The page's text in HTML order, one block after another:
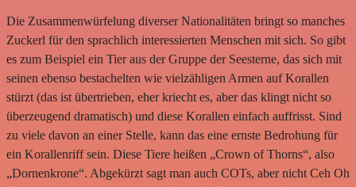
Die Zusammenwürfelung diverser Nationalitäten bringt so manches
Zuckerl für den sprachlich interessierten Menschen mit sich. So gibt
es zum Beispiel ein Tier aus der Gruppe der Seesterne, das sich mit
seinen ebenso bestachelten wie vielzähligen Armen auf Korallen
stürzt (das ist übertrieben, eher kriecht es, aber das klingt nicht so
überzeugend dramatisch) und diese Korallen einfach auffrisst. Sind
zu viele davon an einer Stelle, kann das eine ernste Bedrohung für
ein Korallenriff sein. Diese Tiere heißen „Crown of Thorns“, also
„Dornenkrone“. Abgekürzt sagt man auch COTs, aber nicht Ceh Oh